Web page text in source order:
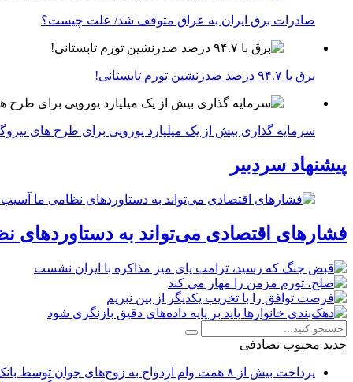
صادرات برق ایران به عراق متوقف شد/ علت چیست؟
برق با ۹۴.۷ درصد صدرنشین تورم تابستانی!
سرمایه گذاری بیش از یک میلیارد یورویی برای طرح های
پیشنهاد سردبیر
فشارهای اقتصادی می‌تواند به دستاوردهای
جدید محبوب تصادفی
پرداخت بیش از ۸ همت وام ازدواج به زوج‌های جوان توسط بانک ملی ایران